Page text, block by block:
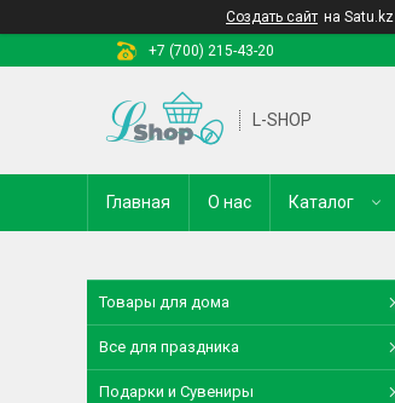
Создать сайт на Satu.kz
+7 (700) 215-43-20
L-SHOP
Главная О нас Каталог
Товары для дома
Все для праздника
Подарки и Сувениры